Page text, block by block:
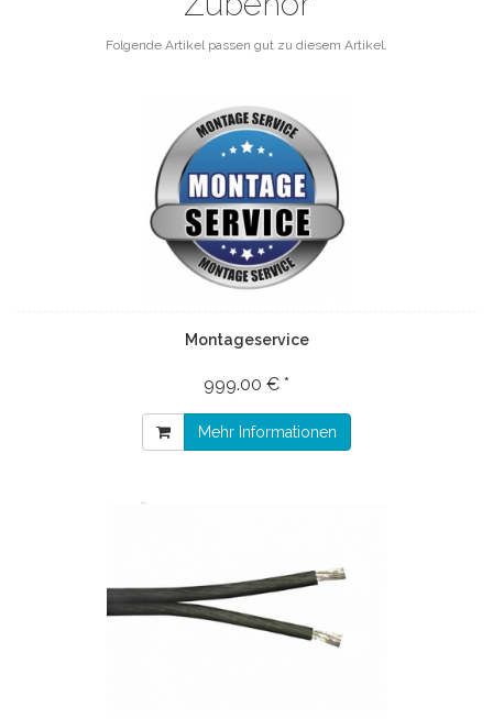
Folgende Artikel passen gut zu diesem Artikel.
Montageservice
999.00 € *
Mehr Informationen